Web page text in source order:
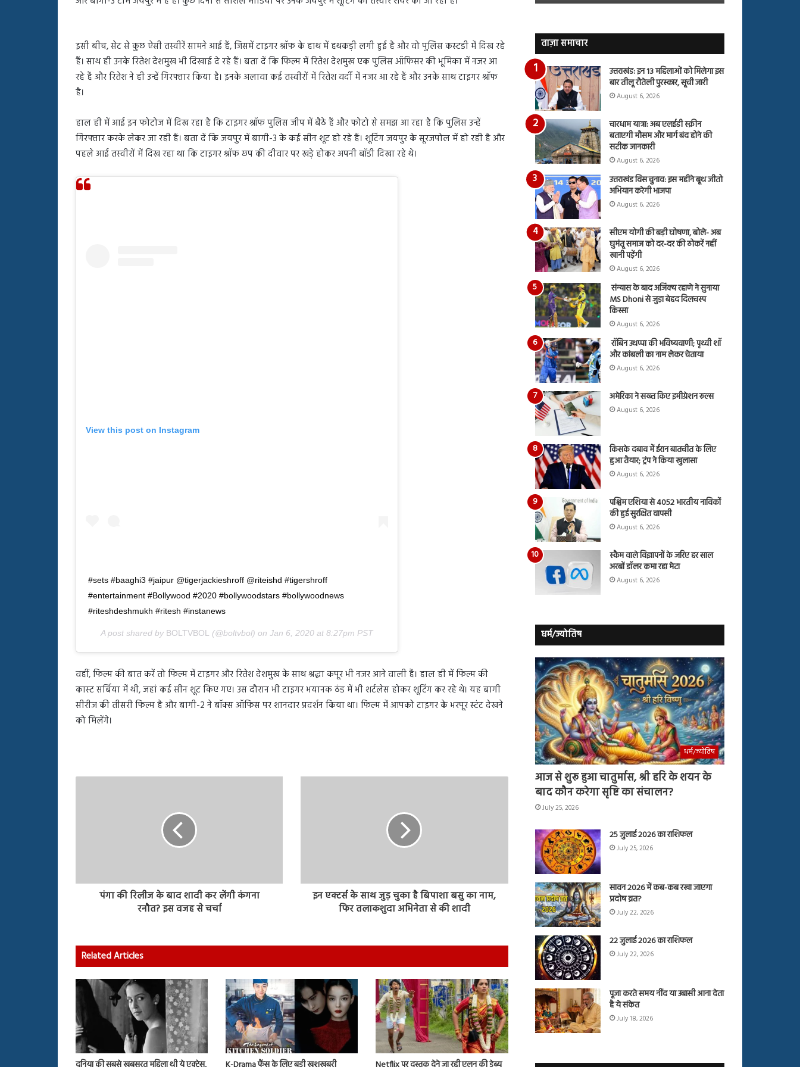
इसी बीच, सेट से कुछ ऐसी तस्वीरें सामने आई हैं, जिसमें टाइगर श्रॉफ के हाथ में हथकड़ी लगी हुई है और वो पुलिस कस्टडी में दिख रहे
हैं। साथ ही उनके रितेश देशमुख भी दिखाई दे रहे हैं। बता दें कि फिल्म में रितेश देशमुख एक पुलिस ऑफिसर की भूमिका में नजर आ
रहे हैं और रितेश ने ही उन्हें गिरफ्तार किया है। इनके अलावा कई तस्वीरों में रितेश वर्दी में नजर आ रहे हैं और उनके साथ टाइगर श्रॉफ
है।
हाल ही में आई इन फोटोज में दिख रहा है कि टाइगर श्रॉफ पुलिस जीप में बैठे हैं और फोटो से समझ आ रहा है कि पुलिस उन्हें
गिरफ्तार करके लेकर जा रही हैं। बता दें कि जयपुर में बागी-3 के कई सीन शूट हो रहे हैं। शूटिंग जयपुर के सूरजपोल में हो रही है और
पहले आई तस्वीरों में दिख रहा था कि टाइगर श्रॉफ छप की दीवार पर खड़े होकर अपनी बॉडी दिखा रहे थे।
View this post on Instagram
#sets #baaghi3 #jaipur @tigerjackieshroff @riteishd #tigershroff
#entertainment #Bollywood #2020 #bollywoodstars #bollywoodnews
#riteshdeshmukh #ritesh #instanews
A post shared by BOLTVBOL (@boltvbol) on Jan 6, 2020 at 8:27pm PST
वहीं, फिल्म की बात करें तो फिल्म में टाइगर और रितेश देशमुख के साथ श्रद्धा कपूर भी नजर आने वाली हैं। हाल ही में फिल्म की
कास्ट सर्बिया में थी, जहां कई सीन शूट किए गए। उस दौरान भी टाइगर भयानक ठंड में भी शर्टलेस होकर शूटिंग कर रहे थे। यह बागी
सीरीज की तीसरी फिल्म है और बागी-2 ने बॉक्स ऑफिस पर शानदार प्रदर्शन किया था। फिल्म में आपको टाइगर के भरपूर स्टंट देखने
को मिलेंगे।
पंगा की रिलीज के बाद शादी कर लेंगी कंगना
रनौत? इस वजह से चर्चा
इन एक्टर्स के साथ जुड़ चुका है बिपाशा बसु का नाम,
फिर तलाकशुदा अभिनेता से की शादी
Related Articles
बहस
दिलैक
का
आया
रिएक्शन
भागते
नजर,
देंखे
वीडियो…
जारी,
बहस
का
आया
ताज़ा समाचार
उत्तराखंड: इन 13 महिलाओं को मिलेगा इस
बार तीलू रौतेली पुरस्कार, सूची जारी
August 6, 2026
चारधाम यात्रा: अब एलईडी स्क्रीन
बताएगी मौसम और मार्ग बंद होने की
सटीक जानकारी
August 6, 2026
उत्तराखंड विस चुनाव: इस महीने बूथ जीतो
अभियान करेगी भाजपा
August 6, 2026
सीएम योगी की बड़ी घोषणा, बोले- अब
घुमंतू समाज को दर-दर की ठोकरें नहीं
खानी पड़ेंगी
August 6, 2026
संन्यास के बाद अजिंक्‍य रहाणे ने सुनाया
MS Dhoni से जुड़ा बेहद दिलचस्प
किस्सा
August 6, 2026
रॉबिन उथप्पा की भविष्यवाणी; पृथ्वी शॉ
और कांबली का नाम लेकर चेताया
August 6, 2026
अमेरिका ने सख्त किए इमीग्रेशन रूल्स
August 6, 2026
किसके दबाव में ईरान बातचीत के लिए
हुआ तैयार; ट्रंप ने किया खुलासा
August 6, 2026
पश्चिम एशिया से 4052 भारतीय नाविकों
की हुई सुरक्षित वापसी
August 6, 2026
स्कैम वाले विज्ञापनों के जरिए हर साल
अरबों डॉलर कमा रहा मेटा
August 6, 2026
धर्म/ज्योतिष
धर्म/ज्योतिष
आज से शुरू हुआ चातुर्मास, श्री हरि के शयन के
बाद कौन करेगा सृष्टि का संचालन?
July 25, 2026
25 जुलाई 2026 का राशिफल
July 25, 2026
सावन 2026 में कब-कब रखा जाएगा
प्रदोष व्रत?
July 22, 2026
22 जुलाई 2026 का राशिफल
July 22, 2026
पूजा करते समय नींद या उबासी आना देता
है ये संकेत
July 18, 2026